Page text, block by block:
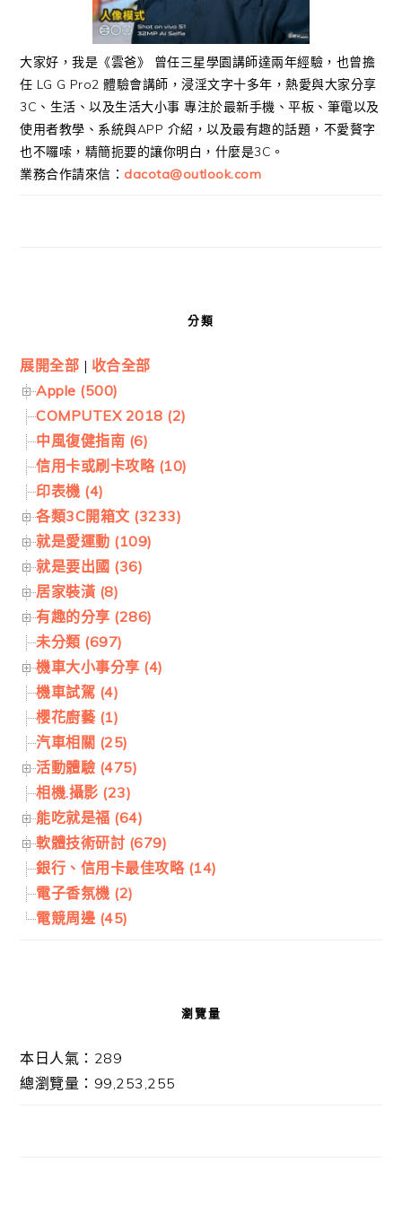
大家好，我是《雲爸》 曾任三星學園講師達兩年經驗，也曾擔
任 LG G Pro2 體驗會講師，浸淫文字十多年，熱愛與大家分享
3C、生活、以及生活大小事 專注於最新手機、平板、筆電以及
使用者教學、系統與APP 介紹，以及最有趣的話題，不愛贅字
也不囉嗦，精簡扼要的讓你明白，什麼是3C。
業務合作請來信： dacota@outlook.com
分類
展開全部 | 收合全部
Apple (500)
COMPUTEX 2018 (2)
中風復健指南 (6)
信用卡或刷卡攻略 (10)
印表機 (4)
各類3C開箱文 (3233)
就是愛運動 (109)
就是要出國 (36)
居家裝潢 (8)
有趣的分享 (286)
未分類 (697)
機車大小事分享 (4)
機車試駕 (4)
櫻花廚藝 (1)
汽車相關 (25)
活動體驗 (475)
相機.攝影 (23)
能吃就是福 (64)
軟體技術研討 (679)
銀行、信用卡最佳攻略 (14)
電子香氛機 (2)
電競周邊 (45)
瀏覽量
本日人氣：289
總瀏覽量：99,253,255